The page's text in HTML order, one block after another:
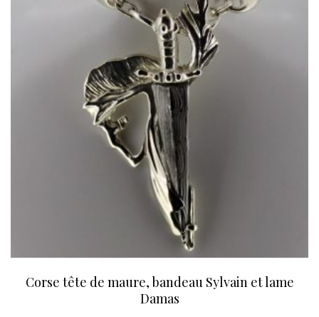
Corse tête de maure, bandeau Sylvain et lame
Damas